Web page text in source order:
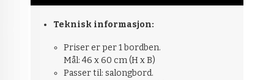
Teknisk informasjon:
Priser er per 1 bordben.
Mål: 46 x 60 cm (H x B)
Passer til: salongbord.